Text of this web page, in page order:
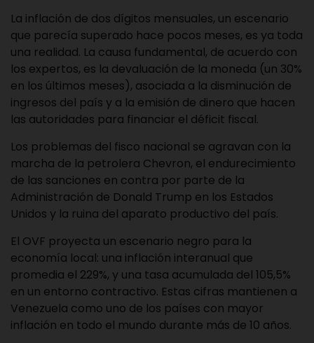
La inflación de dos dígitos mensuales, un escenario
que parecía superado hace pocos meses, es ya toda
una realidad. La causa fundamental, de acuerdo con
los expertos, es la devaluación de la moneda (un 30%
en los últimos meses), asociada a la disminución de
ingresos del país y a la emisión de dinero que hacen
las autoridades para financiar el déficit fiscal.
Los problemas del fisco nacional se agravan con la
marcha de la petrolera Chevron, el endurecimiento
de las sanciones en contra por parte de la
Administración de Donald Trump en los Estados
Unidos y la ruina del aparato productivo del país.
El OVF proyecta un escenario negro para la
economía local: una inflación interanual que
promedia el 229%, y una tasa acumulada del 105,5%
en un entorno contractivo. Estas cifras mantienen a
Venezuela como uno de los países con mayor
inflación en todo el mundo durante más de 10 años.